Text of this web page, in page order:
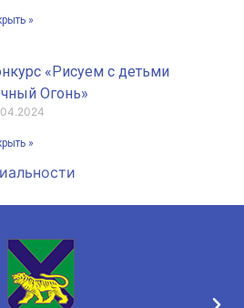
»
«Рисуем с детьми
Огонь»
»